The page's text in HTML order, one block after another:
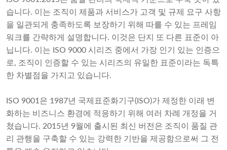
습니다. 이는 조직이 제품과 서비스가 고객 및 규제 요구 사항
을 일관되게 충족하도록 보장하기 위해 따를 수 있는 프레임
워크를 간략하게 설명합니다. 이것은 단지 또 다른 표준이 아
닙니다. 이는 ISO 9000 시리즈 중에서 가장 인기 있는 인증으
로, 조직이 인증할 수 있는 시리즈의 유일한 표준이라는 독특
한 차별점을 가지고 있습니다.
ISO 9001은 1987년 국제표준화기구(ISO)가 제정한 이래 변
화하는 비즈니스 환경에 적응하기 위해 여러 차례 개정을 거
쳤습니다. 2015년 9월에 출시된 최신 버전은 조직이 품질 관
리 관행을 구축할 수 있는 강력한 기반을 제공함으로써 그 전